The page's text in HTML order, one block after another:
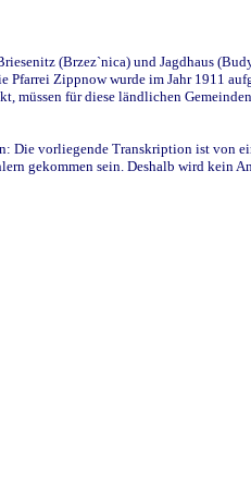
(Brzez`nica) und Jagdhaus
Zippnow wurde im Jahr 1911
für diese ländlichen
Die vorliegende Transkription ist von
gekommen sein. Deshalb wird kein